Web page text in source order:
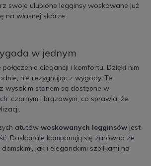
swoje ulubione legginsy woskowane już
na własnej skórze.
w jednym
elegancji i komfortu. Dzięki nim
nie rezygnując z wygody. Te
z wysokim stanem są dostępne w
czarnym i brązowym, co sprawia, że
atutów woskowanych legginsów jest
Doskonale komponują się zarówno ze
jak i eleganckimi szpilkami na